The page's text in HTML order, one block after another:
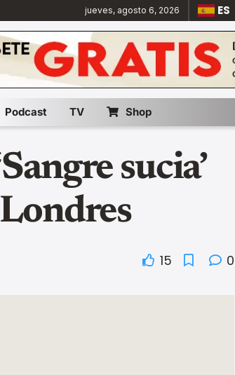
jueves, agosto 6, 2026 ES
Podcast TV Shop
sucia’
15 0